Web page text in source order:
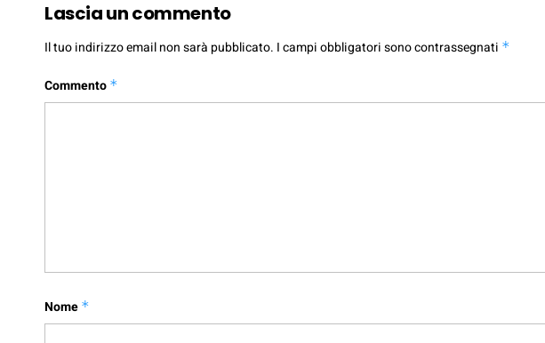
Lascia un commento
Il tuo indirizzo email non sarà pubblicato. I campi obbligatori sono contrassegnati *
Commento *
Nome *